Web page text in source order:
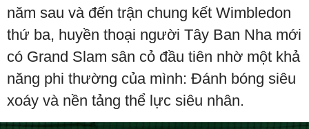
năm sau và đến trận chung kết Wimbledon
thứ ba, huyền thoại người Tây Ban Nha mới
có Grand Slam sân cỏ đầu tiên nhờ một khả
năng phi thường của mình: Đánh bóng siêu
xoáy và nền tảng thể lực siêu nhân.